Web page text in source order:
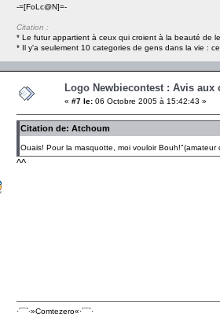
-=[FoLc@N]=-
Citation :
* Le futur appartient à ceux qui croient à la beauté de
* Il y'a seulement 10 categories de gens dans la vie :
Logo Newbiecontest : Avis aux
« #7 le: 06 Octobre 2005 à 15:42:43 »
Citation de: Atchoum
Ouais! Pour la masquotte, moi vouloir
^^
·´¯`·­»Comtezero«­·´¯`·